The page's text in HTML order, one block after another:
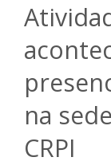
na
CRPI